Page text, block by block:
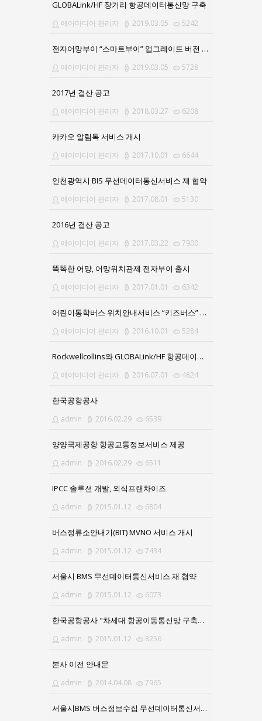
GLOBALink/HF 장거리 항공데이터통신망 구축
에어미디어 관리자 2019.03.05 5242
전자어망부이 “스마트부이” 업그레이드 버전 출시
에어미디어 관리자 2019.03.05 5728
2017년 결산 공고
에어미디어 관리자 2018.03.27 6208
카카오 알림톡 서비스 개시
에어미디어 관리자 2017.10.01 6644
인천광역시 BIS 무선데이터통신서비스 재 협약
에어미디어 관리자 2017.08.01 5130
2016년 결산 공고
에어미디어 관리자 2017.03.22 7900
똑똑한 어망, 어망위치관제 전자부이 출시
에어미디어 관리자 2017.01.01 6342
어린이통학버스 위치안내서비스 “키즈버스” 앱(APP) 출시
에어미디어 관리자 2016.10.01 5284
Rockwellcollins와 GLOBALink/HF 항공데이터통신서비스 계약 체결
에어미디어 관리자 2016.07.01 4824
한국공항공사
admin 2016.02.29 6539
양양국제공항 항공교통정보서비스 제공
admin 2016.02.29 6511
IPCC 솔루션 개발, 외식프랜차이즈
admin 2015.01.12 6804
버스정류소안내기(BIT) MVNO 서비스 개시
admin 2015.01.12 7434
서울시 BMS 무선데이터통신서비스 재 협약
admin 2015.01.12 6073
한국공항공사 "차세대 항공이동통신망 구축사업" 수주
admin 2015.01.12 8256
본사 이전 안내문
admin 2014.04.08 7965
서울시BMS 버스정보수집 무선데이터통신서비스 연장 계약